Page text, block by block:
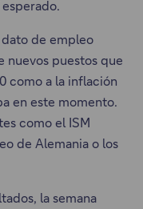
dato de empleo
nuevos puestos que
como a la inflación
en este momento.
como el ISM
de Alemania o los
la semana